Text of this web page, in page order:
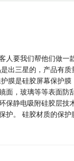
人要我们帮他们做一
出三星的，产品有
膜是硅胶屏幕保护
面，玻璃等等表面防
保静电吸附硅胶层技
护。 硅胶材质的保